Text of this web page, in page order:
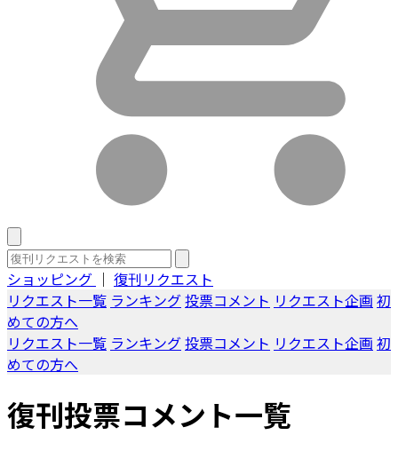
ショッピング ｜ 復刊リクエスト
リクエスト一覧 ランキング投票コメント リクエスト企画 初
めての方へ
リクエスト一覧 ランキング投票コメント リクエスト企画 初
めての方へ
復刊投票コメント一覧